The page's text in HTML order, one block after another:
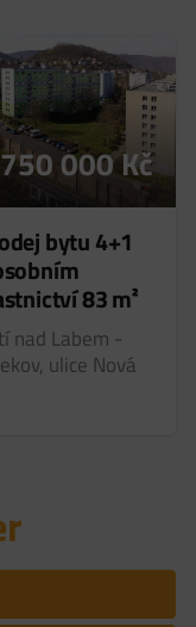
000Kč
bytu 4+1
83 m²
nad Labem -
ulice Nová